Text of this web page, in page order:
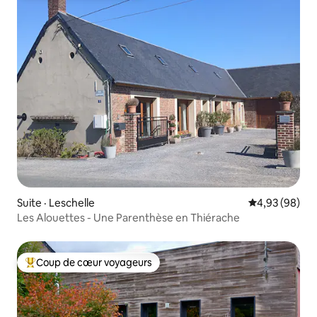
Suite · Leschelle Note
4,93 (98)
Les Alouettes - Une Parenthèse en Thiérache
Coup de cœur voyageurs parmi les plus aimés
Coup de cœur voyageurs